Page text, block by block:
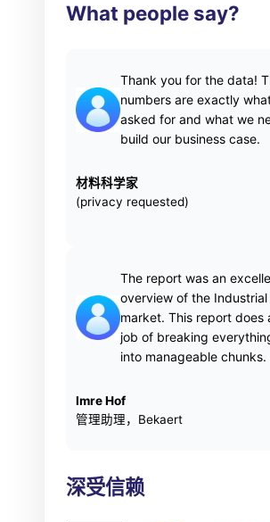
What people say?
Thank you for the data!
numbers are exactly
asked for and what we
build our business case.
材料科学家
(privacy requested)
The report was an
overview of the Industrial
market. This report does
job of breaking
into manageable chunks.
Imre Hof
管理助理，Bekaert
深受信赖